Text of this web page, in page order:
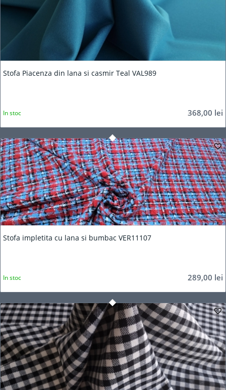
Stofa Piacenza din lana si casmir Teal VAL989
368,00 lei
In stoc
5.00
Stofa impletita cu lana si bumbac VER11107
289,00 lei
In stoc